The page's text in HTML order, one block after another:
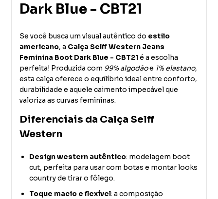
Dark Blue - CBT21
Se você busca um visual autêntico do estilo
americano, a Calça Selff Western Jeans
Feminina Boot Dark Blue - CBT21é a escolha
perfeita! Produzida com 99% algodãoe 1% elastano,
esta calça oferece o equilíbrio ideal entre conforto,
durabilidade e aquele caimento impecável que
valoriza as curvas femininas.
Diferenciais da Calça Selff
Western
Design western autêntico: modelagem boot
cut, perfeita para usar com botas e montar looks
country de tirar o fôlego.
Toque macio e flexível: a composição